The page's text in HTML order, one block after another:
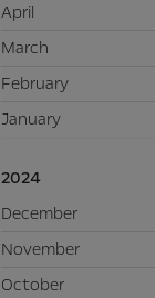
April
March
February
January
2024
December
November
October